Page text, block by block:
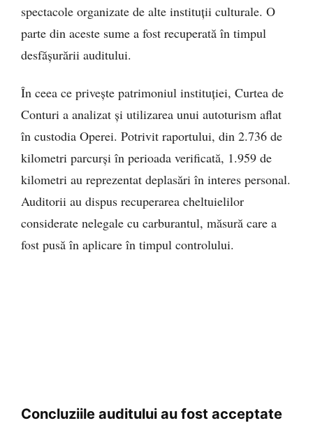
spectacole organizate de alte instituții culturale. O
parte din aceste sume a fost recuperată în timpul
desfășurării auditului.
În ceea ce privește patrimoniul instituției, Curtea de
Conturi a analizat și utilizarea unui autoturism aflat
în custodia Operei. Potrivit raportului, din 2.736 de
kilometri parcurși în perioada verificată, 1.959 de
kilometri au reprezentat deplasări în interes personal.
Auditorii au dispus recuperarea cheltuielilor
considerate nelegale cu carburantul, măsură care a
fost pusă în aplicare în timpul controlului.
Concluziile auditului au fost acceptate